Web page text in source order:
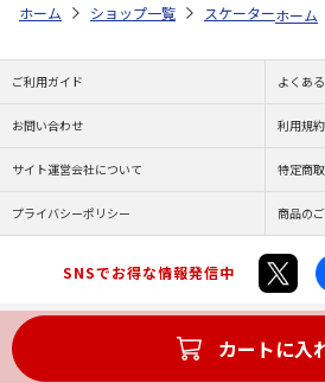
カートに入
ホーム ショップ一覧 スケーター 竹
ホーム
ご利用ガイド よくあ
お問い合わせ 利用規約
サイト運営会社について 特定商
プライバシーポリシー 商品の
SNSでお得な情報発信中